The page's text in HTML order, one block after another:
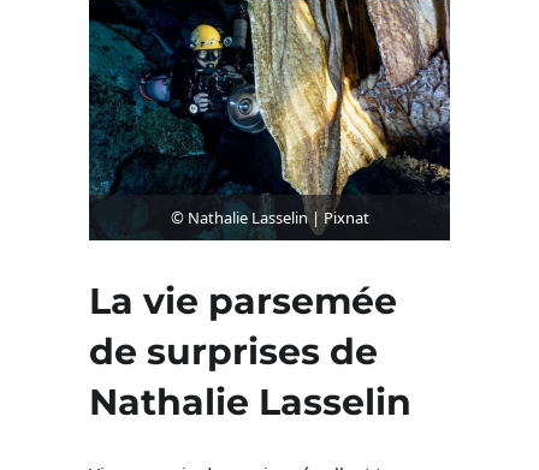
© Nathalie Lasselin | Pixnat
La vie parsemée
de surprises de
Nathalie Lasselin